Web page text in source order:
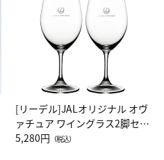
[リーデル]JALオリジナル オヴ
ァチュア ワイングラス2脚セッ
ト（レッドワイン）
5,280円 （税込）